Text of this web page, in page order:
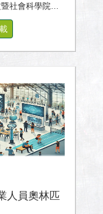
及休閒運動健康系。
人員奧林匹